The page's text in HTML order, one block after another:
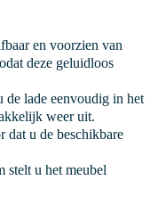
en voorzien van
deze geluidloos
de lade eenvoudig in het
weer uit.
dat u de beschikbare
stelt u het meubel